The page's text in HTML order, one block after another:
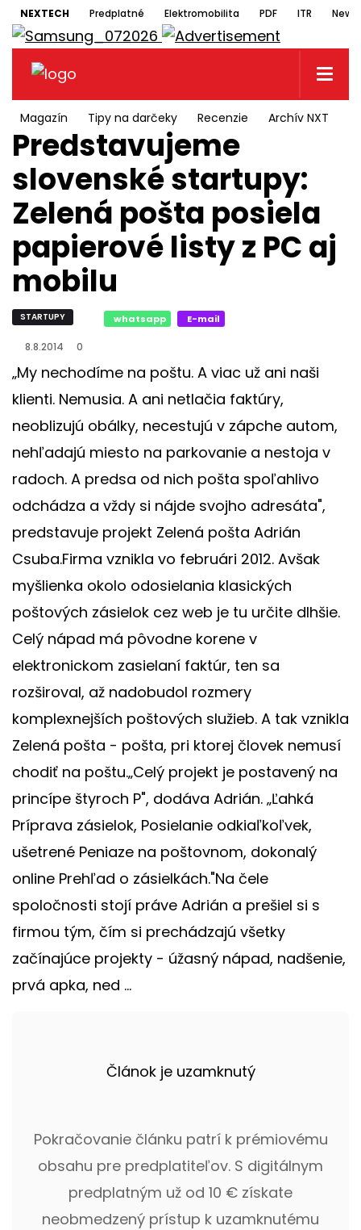
NEXTECH Predplatné Elektromobilita PDF ITR
Magazín Tipy na darčeky Recenzie Archív NXT
Predstavujeme
slovenské startupy:
Zelená pošta posiela
papierové listy z PC aj
mobilu
STARTUPY whatsapp E-mail
8.8.2014 0
„My nechodíme na poštu. A viac už ani naši
klienti. Nemusia. A ani netlačia faktúry,
neoblizujú obálky, necestujú v zápche autom,
nehľadajú miesto na parkovanie a nestoja v
radoch. A predsa od nich pošta spoľahlivo
odchádza a vždy si nájde svojho adresáta",
predstavuje projekt Zelená pošta Adrián
Csuba.Firma vznikla vo februári 2012. Avšak
myšlienka okolo odosielania klasických
poštových zásielok cez web je tu určite dlhšie.
Celý nápad má pôvodne korene v
elektronickom zasielaní faktúr, ten sa
rozširoval, až nadobudol rozmery
komplexnejších poštových služieb. A tak vznikla
Zelená pošta - pošta, pri ktorej človek nemusí
chodiť na poštu.„Celý projekt je postavený na
princípe štyroch P", dodáva Adrián. „Ľahká
Príprava zásielok, Posielanie odkiaľkoľvek,
ušetrené Peniaze na poštovnom, dokonalý
online Prehľad o zásielkách."Na čele
spoločnosti stojí práve Adrián a prešiel si s
firmou tým, čím si prechádzajú všetky
začínajúce projekty - úžasný nápad, nadšenie,
prvá apka, ned ...
Článok je uzamknutý
Pokračovanie článku patrí k prémiovému
obsahu pre predplatiteľov. S digitálnym
predplatným už od 10 € získate
neobmedzený prístup k uzamknutému